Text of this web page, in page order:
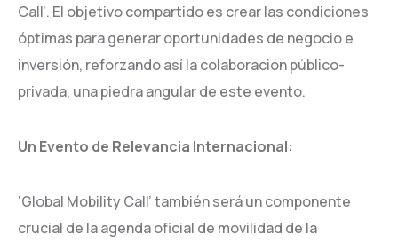
Call’. El objetivo compartido es crear las condiciones
óptimas para generar oportunidades de negocio e
inversión, reforzando así la colaboración público-
privada, una piedra angular de este evento.
Un Evento de Relevancia Internacional:
‘Global Mobility Call’ también será un componente
crucial de la agenda oficial de movilidad de la